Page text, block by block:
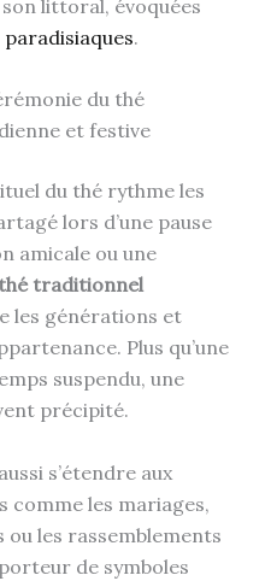
littoral, évoquées
paradisiaques.
du thé
et festive
du thé rythme les
lors d’une pause
amicale ou une
thé traditionnel
les générations et
Plus qu’une
suspendu, une
précipité.
s’étendre aux
comme les mariages,
les rassemblements
de symboles